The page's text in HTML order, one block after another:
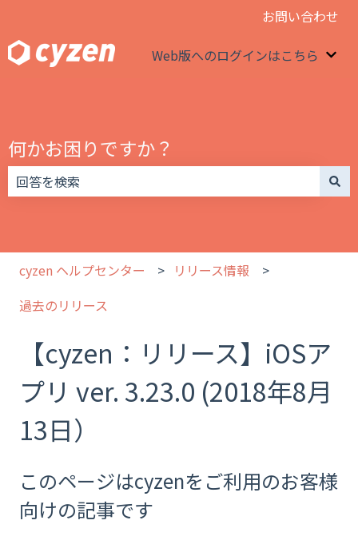
お問い合わせ
Web版へのログインはこちら
何かお困りですか？
cyzen ヘルプセンター
リリース情報
過去のリリース
【cyzen：リリース】iOSア
プリ ver. 3.23.0 (2018年8月
13日）
このページはcyzenをご利用のお客様
向けの記事です